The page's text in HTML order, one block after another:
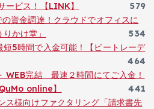
ービス！【LINK】
579
資金調達！クラウドでオフィスに
かけ堂」
534
5時間で入金可能！【ビートレーデ
464
WEB完結 最速２時間にてご入金！
online】
441
ス様向けファクタリング「請求書先